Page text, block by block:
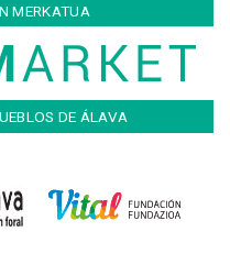
MERKATUA
DE ÁLAVA